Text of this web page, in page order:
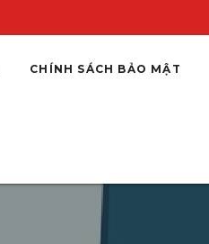
CHÍNH SÁCH BẢO MẬT